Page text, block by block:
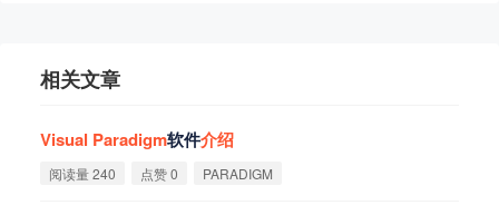
相关文章
Visual Paradigm软件介绍
阅读量 240 点赞 0 PARADIGM